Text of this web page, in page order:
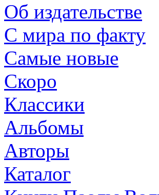
Об издательстве
С мира по факту
Самые новые
Скоро
Классики
Альбомы
Авторы
Каталог